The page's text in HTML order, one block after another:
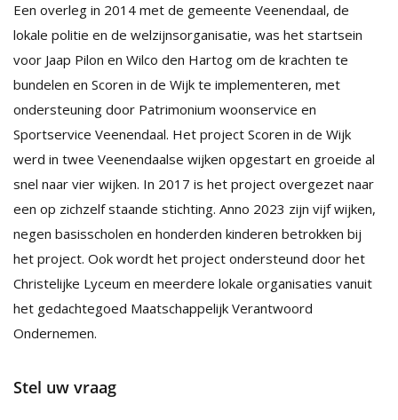
Een overleg in 2014 met de gemeente Veenendaal, de
lokale politie en de welzijnsorganisatie, was het startsein
voor Jaap Pilon en Wilco den Hartog om de krachten te
bundelen en Scoren in de Wijk te implementeren, met
ondersteuning door Patrimonium woonservice en
Sportservice Veenendaal. Het project Scoren in de Wijk
werd in twee Veenendaalse wijken opgestart en groeide al
snel naar vier wijken. In 2017 is het project overgezet naar
een op zichzelf staande stichting. Anno 2023 zijn vijf wijken,
negen basisscholen en honderden kinderen betrokken bij
het project. Ook wordt het project ondersteund door het
Christelijke Lyceum en meerdere lokale organisaties vanuit
het gedachtegoed Maatschappelijk Verantwoord
Ondernemen.
Stel uw vraag